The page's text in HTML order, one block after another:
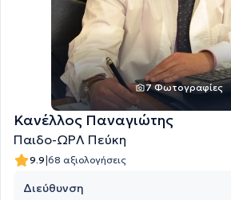
7 Φωτογραφίες
Κανέλλος Παναγιώτης
Παιδο-ΩΡΛ Πεύκη
9.9|68 αξιολογήσεις
Διεύθυνση